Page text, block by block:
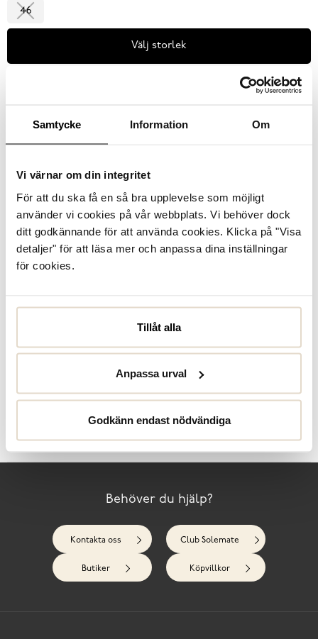
Samtycke Information Om
Vi värnar om din integritet
För att du ska få en så bra upplevelse som möjligt
använder vi cookies på vår webbplats. Vi behöver dock
ditt godkännande för att använda cookies. Klicka på "Visa
detaljer" för att läsa mer och anpassa dina inställningar
för cookies.
Tillåt alla
Anpassa urval
Godkänn endast nödvändiga
46
Välj storlek
VarmfodradVattenavvisandeLäder
Ingår i följande kampanjer
Sista chansen
Produktbeskrivning
skinn. Snörning och dragkedja på insidan. Varmfodrade med
mönstrad yttersula i flexibe... Läs mer
Recensioner
Behöver du hjälp?
Kontakta oss Club Solemate
Butiker Köpvillkor